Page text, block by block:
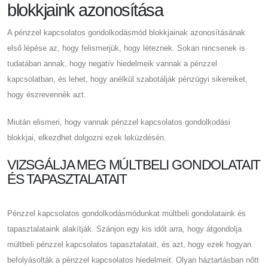
blokkjaink azonosítása
A pénzzel kapcsolatos gondolkodásmód blokkjainak azonosításának
első lépése az, hogy felismerjük, hogy léteznek. Sokan nincsenek is
tudatában annak, hogy negatív hiedelmeik vannak a pénzzel
kapcsolatban, és lehet, hogy anélkül szabotálják pénzügyi sikereiket,
hogy észrevennék azt.
Miután elismeri, hogy vannak pénzzel kapcsolatos gondolkodási
blokkjai, elkezdhet dolgozni ezek leküzdésén.
VIZSGÁLJA MEG MÚLTBELI GONDOLATAIT
ÉS TAPASZTALATAIT
Pénzzel kapcsolatos gondolkodásmódunkat múltbeli gondolataink és
tapasztalataink alakítják. Szánjon egy kis időt arra, hogy átgondolja
múltbeli pénzzel kapcsolatos tapasztalatait, és azt, hogy ezek hogyan
befolyásolták a pénzzel kapcsolatos hiedelmeit. Olyan háztartásban nőtt